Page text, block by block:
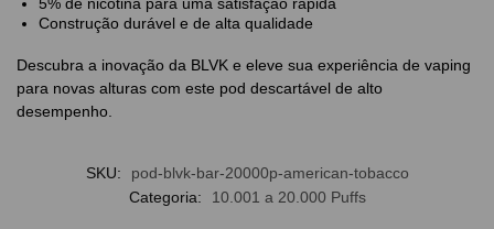
Construção durável e de alta qualidade
Descubra a inovação da BLVK e eleve sua experiência de vaping
para novas alturas com este pod descartável de alto
desempenho.
SKU:
pod-blvk-bar-20000p-american-tobacco
Categoria:
10.001 a 20.000 Puffs